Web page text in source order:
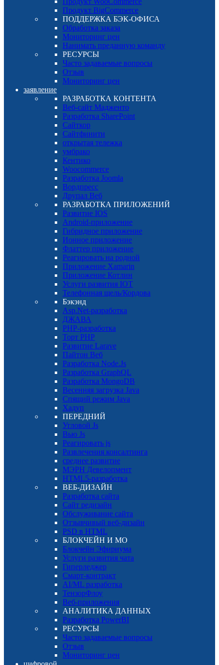
Продукт BigCommerce
ПОДДЕРЖКА БЭК-ОФИСА
Обработка заказа
Мониторинг цен
Нанимать преданную команду
РЕСУРСЫ
Часто задаваемые вопросы
Отзыв
Мониторинг цен
заявление
РАЗРАБОТКА КОНТЕНТА
Веб-сайт Мадженто
Разработка SharePoint
Сайткор
Сайтфинити
открытая тележка
умбрако
Кентико
Woocommerce
Разработка Joomla
Вордпресс
Друпал Веб
РАЗРАБОТКА ПРИЛОЖЕНИЙ
Развитие IOS
Android-приложение
Гибридное приложение
Ионное приложение
Флаттер приложение
Реагировать на родной
Приложение Xamarin
Приложение Котлин
Услуги развития IOT
Телефонная щель/Кордова
Бэкэнд
Asp.Net-разработка
ДЖАВА
PHP-разработка
Торт PHP
Развитие Larave
Пайтон Веб
Разработка Node.Js
Разработка GraphQL
Разработка MongoDB
Весенняя загрузка Java
Спящий режим Java
Хадуп
ПЕРЕДНИЙ
Угловой Js
Вью Js
Реагировать js
Развлечения консалтинга
среднее развитие
МЭРН Девелопмент
HTML5-разработка
ВЕБ-ДИЗАЙН
Разработка сайта
Сайт редизайн
Обслуживание сайта
Отзывчивый веб-дизайн
PSD в HTML
БЛОКЧЕЙН И МО
Блокчейн Эфириума
Услуги развития чата
Гиперледжер
Смарт-контракт
AI/ML разработка
ТензорФлоу
Веб-приложения
АНАЛИТИКА ДАННЫХ
Разработка PowerBI
РЕСУРСЫ
Часто задаваемые вопросы
Отзыв
Мониторинг цен